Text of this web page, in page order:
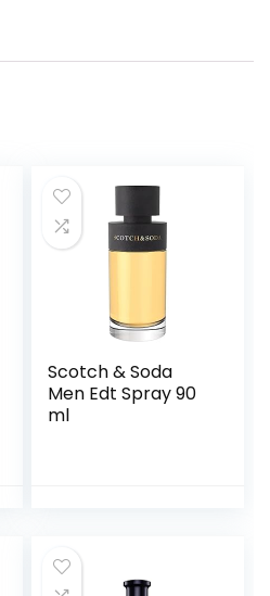
Scotch & Soda
Men Edt Spray 90
ml